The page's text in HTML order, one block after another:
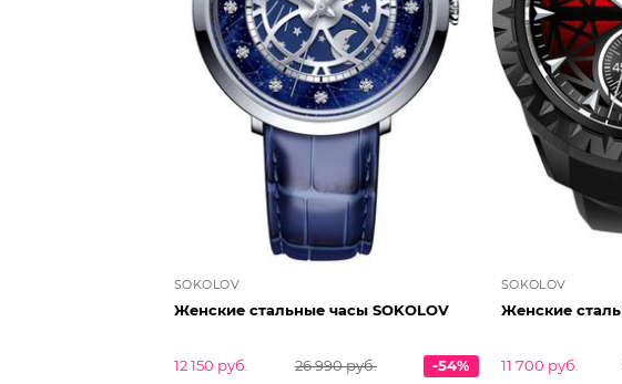
SOKOLOV
Женские стальные часы SOKOLOV
12 150 руб. 26 990 руб.
-54%
SOKOLOV
11 700 руб.